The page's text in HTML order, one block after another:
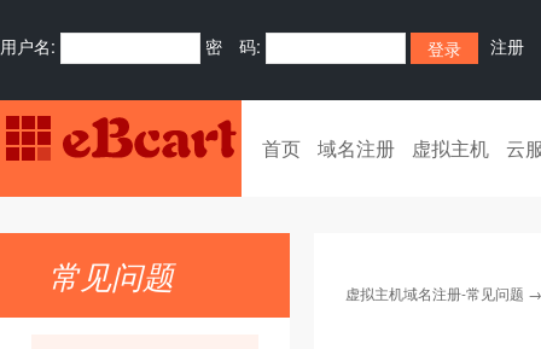
用户名: 密 码: 注册
首页 域名注册 虚拟主机 云
常见问题 虚拟主机域名注册-常见问题